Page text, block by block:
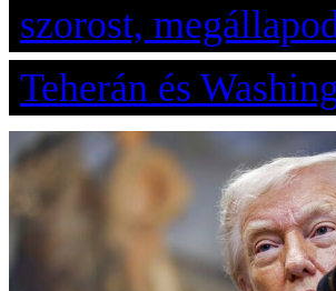
szorost,
Teherán és